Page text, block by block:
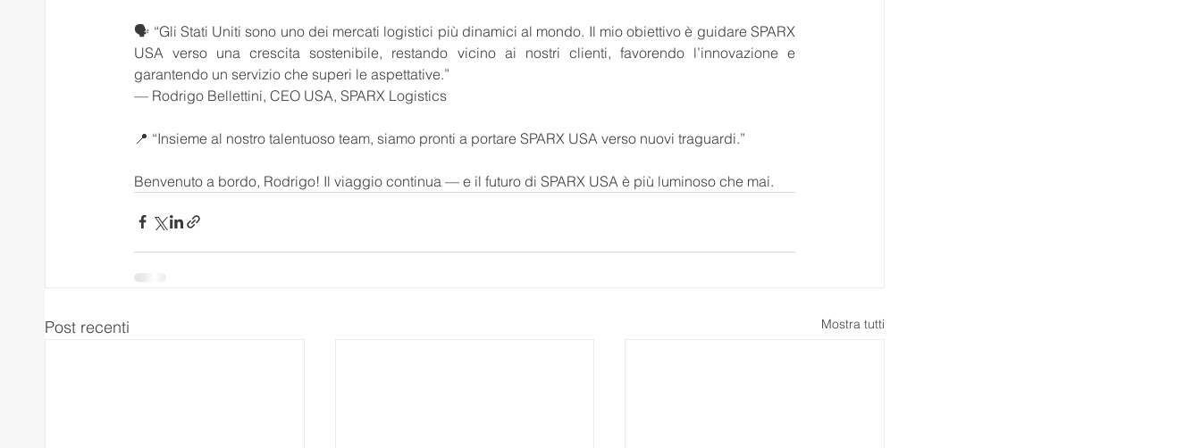
🗣️ “Gli Stati Uniti sono uno dei mercati logistici più dinamici al mondo. Il mio obiettivo è guidare SPARX
USA verso una crescita sostenibile, restando vicino ai nostri clienti, favorendo l’innovazione e
garantendo un servizio che superi le aspettative.”
— Rodrigo Bellettini, CEO USA, SPARX Logistics
📍 “Insieme al nostro talentuoso team, siamo pronti a portare SPARX USA verso nuovi traguardi.”
Benvenuto a bordo, Rodrigo! Il viaggio continua — e il futuro di SPARX USA è più luminoso che mai.
Post recenti Mostra tutti